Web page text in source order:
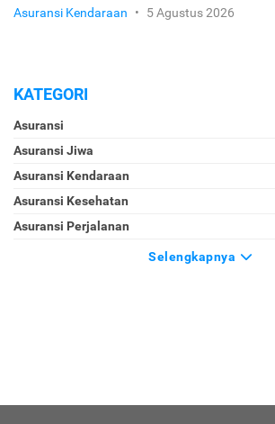
Asuransi Kendaraan • 5 Agustus 2026
KATEGORI
Asuransi
Asuransi Jiwa
Asuransi Kendaraan
Asuransi Kesehatan
Asuransi Perjalanan
Selengkapnya